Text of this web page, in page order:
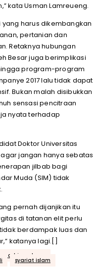
kata Usman Lamreueng.
harus dikembangkan
pertanian dan
Retaknya hubungan
Besar juga berimplikasi
program-program
2017 lalu tidak dapat
Bukan malah disibukkan
sensasi pencitraan
nyata terhadap
Doktor Universitas
jangan hanya sebatas
jilbab bagi
Muda (SIM) tidak
pernah dijanjikan itu
di tatanan elit perlu
berdampak luas dan
katanya lagi.[]
acehjurnal.com
syariat islam